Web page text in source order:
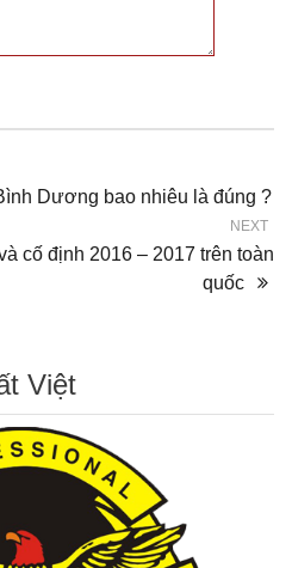
Dương bao nhiêu là đúng ?
NEXT
cố định 2016 – 2017 trên toàn
quốc
Việt